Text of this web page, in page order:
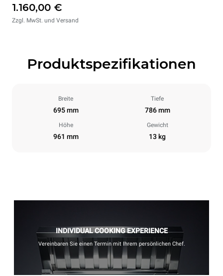
1.160,00 €
Zzgl. MwSt. und Versand
Produktspezifikationen
Breite
695 mm
Tiefe
786 mm
Höhe
961 mm
Gewicht
13 kg
INDIVIDUAL COOKING EXPERIENCE
Vereinbaren Sie einen Termin mit Ihrem persönlichen Chef.